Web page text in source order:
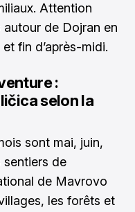
Attention
de Dojran en
fin d’après-midi.
:
selon la
sont mai, juin,
sentiers de
de Mavrovo
les forêts et